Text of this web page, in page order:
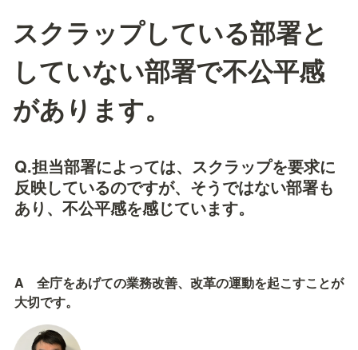
スクラップしている部署と
していない部署で不公平感
があります。
Q.担当部署によっては、スクラップを要求に
反映しているのですが、そうではない部署も
あり、不公平感を感じています。
A　全庁をあげての業務改善、改革の運動を起こすことが
大切です。